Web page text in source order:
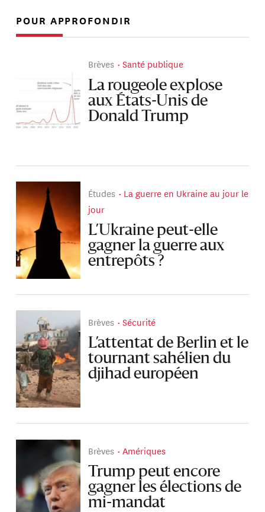
POUR APPROFONDIR
Brèves Santé publique
La rougeole explose
aux États-Unis de
Donald Trump
Études
La guerre en Ukraine au jour le
jour
L’Ukraine peut-elle
gagner la guerre aux
entrepôts ?
Brèves Sécurité
L’attentat de Berlin et le
tournant sahélien du
djihad européen
Brèves Amériques
Trump peut encore
gagner les élections de
mi-mandat